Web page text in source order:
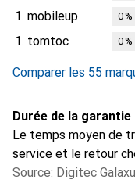
1. mobileup 0%
1. tomtoc 0%
Comparer les 55
Durée de la garantie
Le temps moyen de
service et le retour
Source: Digitec